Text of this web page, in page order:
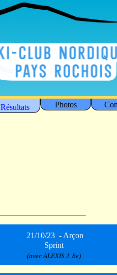
Résultats Photos
21/10/23 - Arçon
Sprint
(avec ALEXIS J. 8e)